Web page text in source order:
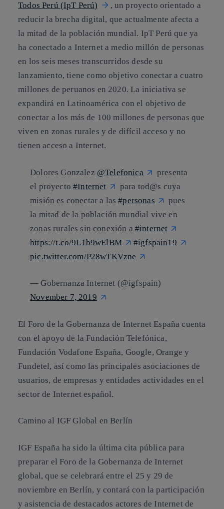
Todos Perú (IpT Perú)
, un proyecto orientado a
reducir la brecha digital, que actualmente afecta a
la mitad de la población mundial. IpT Perú que ya
ha conectado a Internet a medio millón de personas
en los seis meses transcurridos desde su
lanzamiento, tiene como objetivo conectar a cuatro
millones de peruanos en 2020. La iniciativa se
expandirá en Latinoamérica con el objetivo de
conectar a los más de 100 millones de personas que
viven en zonas rurales y de difícil acceso y no
tienen acceso a Internet.
Dolores Gonzalez @Telefonica
presenta
el proyecto#Internet
para tod@s cuya
misión es conectar a las#personas
pues
la mitad de la población mundial vive en
zonas rurales sin conexión a #internet
https://t.co/9L1b9wElBM
#igfspain19
pic.twitter.com/P28wTKVzne
— Gobernanza Internet (@igfspain)
November 7, 2019
El Foro de la Gobernanza de Internet España cuenta
con el apoyo de la Fundación Telefónica,
Fundación Vodafone España, Google, Orange y
Fundetel, así como las principales asociaciones de
usuarios, de empresas y entidades actividades en el
sector de Internet español.
Camino al IGF Global en Berlín
IGF España ha sido la última cita pública para
preparar el Foro de la Gobernanza de Internet
global, que se celebrará entre el 25 y 29 de
noviembre en Berlín, y contará con la participación
y asistencia de destacados actores de Internet de